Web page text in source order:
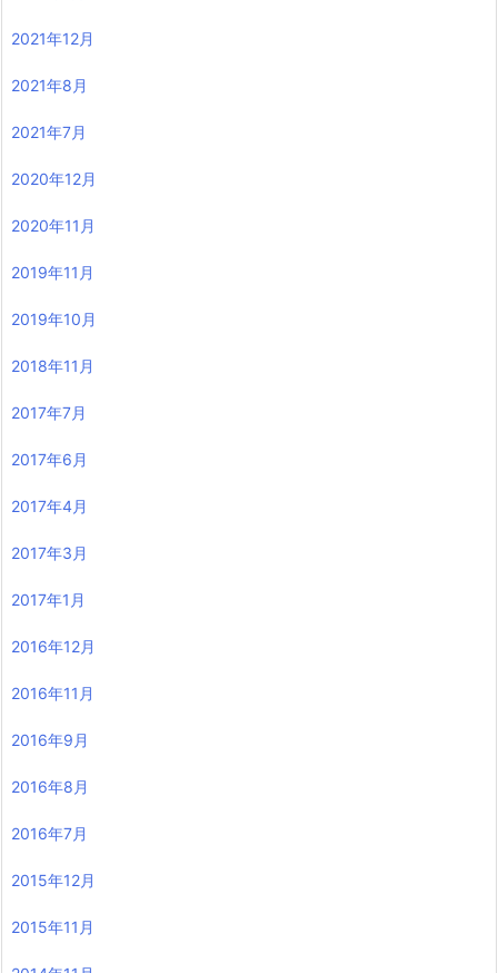
2021年12月
2021年8月
2021年7月
2020年12月
2020年11月
2019年11月
2019年10月
2018年11月
2017年7月
2017年6月
2017年4月
2017年3月
2017年1月
2016年12月
2016年11月
2016年9月
2016年8月
2016年7月
2015年12月
2015年11月